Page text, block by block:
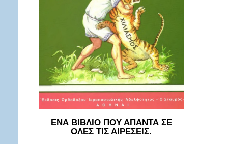
ΕΝΑ ΒΙΒΛΙΟ ΠΟΥ ΑΠΑΝΤΑ ΣΕ
ΟΛΕΣ ΤΙΣ ΑΙΡΕΣΕΙΣ.